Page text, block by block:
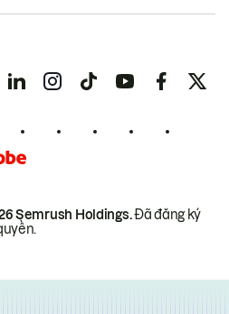
Semrush Holdings.Đã đăng ký